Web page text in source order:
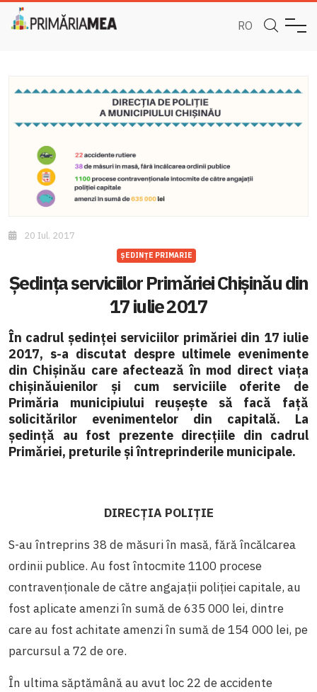
RO
20 Iul. 2017
ȘEDINȚE PRIMARIE
Ședința serviciilor Primăriei Chișinău din
17 iulie 2017
În cadrul ședinței serviciilor primăriei din 17 iulie
2017, s-a discutat despre ultimele evenimente
din Chișinău care afectează în mod direct viața
chișinăuienilor și cum serviciile oferite de
Primăria municipiului reușește să facă față
solicitărilor evenimentelor din capitală. La
ședință au fost prezente direcțiile din cadrul
Primăriei, preturile și întreprinderile municipale.
DIRECȚIA POLIȚIE
S-au întreprins 38 de măsuri în masă, fără încălcarea
ordinii publice. Au fost întocmite 1100 procese
contravenționale de către angajații poliției capitale, au
fost aplicate amenzi în sumă de 635 000 lei, dintre
care au fost achitate amenzi în sumă de 154 000 lei, pe
parcursul a 72 de ore.
În ultima săptămână au avut loc 22 de accidente